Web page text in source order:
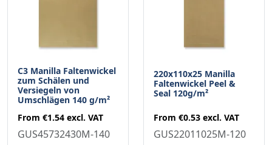
C3 Manilla Faltenwickel
zum Schälen und
Versiegeln von
Umschlägen 140 g/m²
From €1.54 excl. VAT
GUS45732430M-140
220x110x25 Manilla
Faltenwickel Peel &
Seal 120g/m²
From €0.53 excl. VAT
GUS22011025M-120